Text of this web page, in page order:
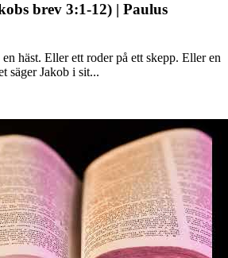
brev 3:1-12) | Paulus
häst. Eller ett roder på ett skepp. Eller en
säger Jakob i sit...